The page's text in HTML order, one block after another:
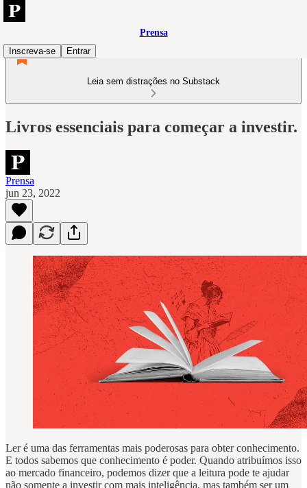
Prensa
Inscreva-se
Entrar
Leia sem distrações no Substack
Livros essenciais para começar a investir.
Prensa
jun 23, 2022
Ler é uma das ferramentas mais poderosas para obter conhecimento.
E todos sabemos que conhecimento é poder. Quando atribuímos isso
ao mercado financeiro, podemos dizer que a leitura pode te ajudar
não somente a investir com mais inteligência, mas também ser um